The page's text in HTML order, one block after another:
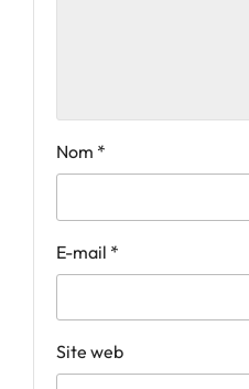
Nom *
E-mail *
Site web